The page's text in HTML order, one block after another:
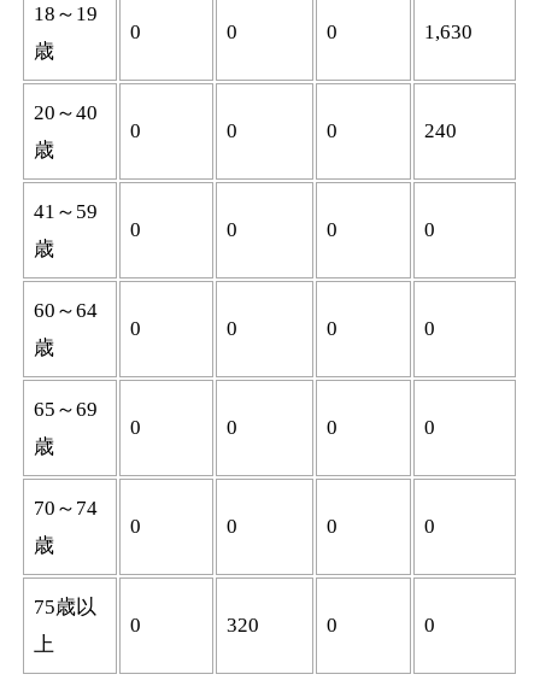
18～19
歳
0 0 0 1,630
20～40
歳
0 0 0 240
41～59
歳
0 0 0 0
60～64
歳
0 0 0 0
65～69
歳
0 0 0 0
70～74
歳
0 0 0 0
75歳以
上
0 320 0 0